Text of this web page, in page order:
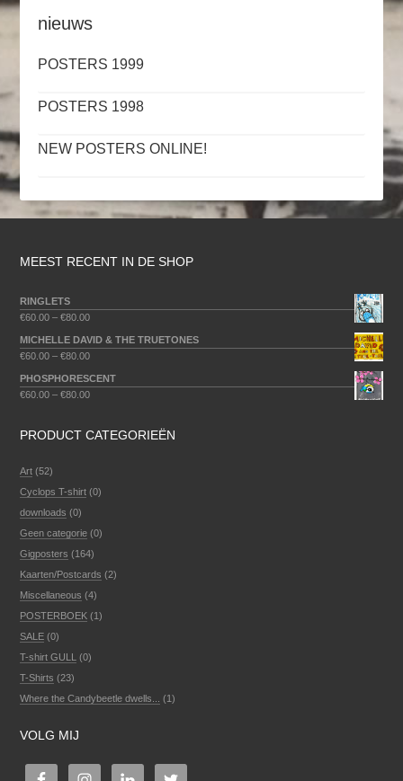
nieuws
POSTERS 1999
POSTERS 1998
NEW POSTERS ONLINE!
MEEST RECENT IN DE SHOP
RINGLETS
€60.00 –€80.00
MICHELLE DAVID & THE TRUETONES
€60.00 –€80.00
PHOSPHORESCENT
€60.00 –€80.00
PRODUCT CATEGORIEËN
Art (52)
Cyclops T-shirt (0)
downloads (0)
Geen categorie (0)
Gigposters (164)
Kaarten/Postcards (2)
Miscellaneous (4)
POSTERBOEK (1)
SALE (0)
T-shirt GULL
(0)
T-Shirts (23)
Where the Candybeetle dwells...
(1)
VOLG MIJ